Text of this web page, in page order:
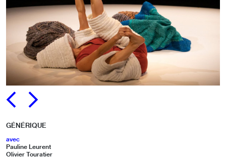
GÉNÉRIQUE
avec
Pauline Leurent
Olivier Touratier